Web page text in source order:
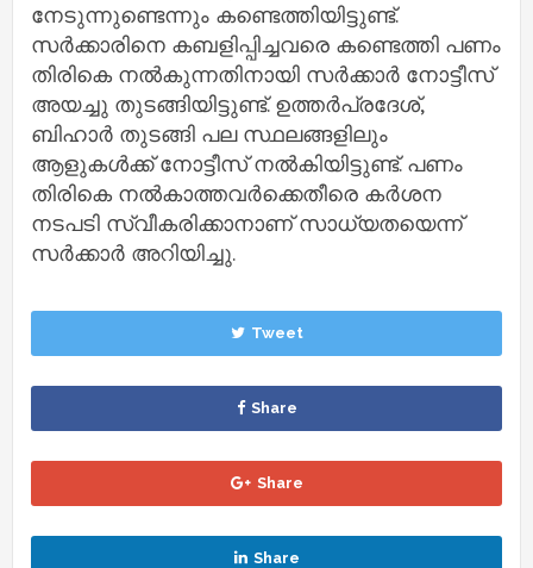
നേടുന്നുണ്ടെന്നും കണ്ടെത്തിയിട്ടുണ്ട്.
സര്‍ക്കാരിനെ കബളിപ്പിച്ചവരെ കണ്ടെത്തി പണം
തിരികെ നല്‍കുന്നതിനായി സര്‍ക്കാര്‍ നോട്ടീസ്
അയച്ചു തുടങ്ങിയിട്ടുണ്ട്. ഉത്തര്‍പ്രദേശ്,
ബിഹാര്‍ തുടങ്ങി പല സ്ഥലങ്ങളിലും
ആളുകള്‍ക്ക് നോട്ടീസ് നല്‍കിയിട്ടുണ്ട്. പണം
തിരികെ നല്‍കാത്തവര്‍ക്കെതീരെ കര്‍ശന
നടപടി സ്വീകരിക്കാനാണ് സാധ്യതയെന്ന്
സര്‍ക്കാര്‍ അറിയിച്ചു.
Tweet
Share
Share
Share